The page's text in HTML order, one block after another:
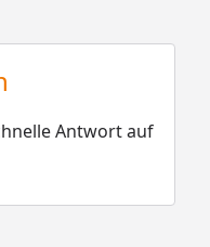
Antwort auf